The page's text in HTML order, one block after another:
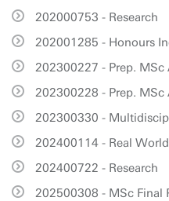
202000753 - Research
202001285 - Honours
202300227 - Prep. MSc
202300228 - Prep. MSc
202300330 -
202400114 - Real
202400722 - Research
202500308 - MSc Final